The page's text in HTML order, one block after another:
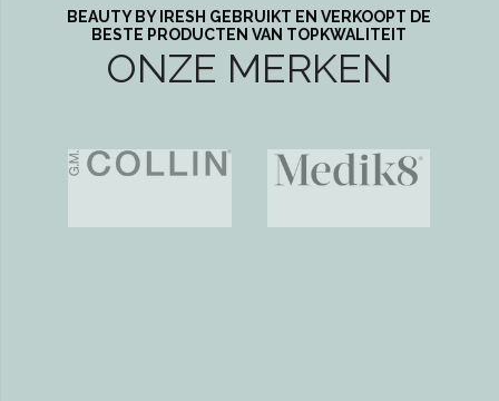
BEAUTY BY IRESH GEBRUIKT EN VERKOOPT DE
BESTE PRODUCTEN VAN TOPKWALITEIT
ONZE MERKEN